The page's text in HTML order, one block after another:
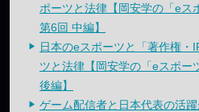
ポーツと法律【岡安学の「eス
第6回 中編】
日本のeスポーツと「著作権・
ツと法律【岡安学の「eスポー
後編】
ゲーム配信者と日本代表の活